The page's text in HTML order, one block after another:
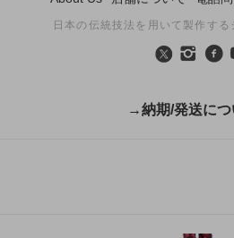
日本の伝統技法を用いて製作す
→納期/発送に